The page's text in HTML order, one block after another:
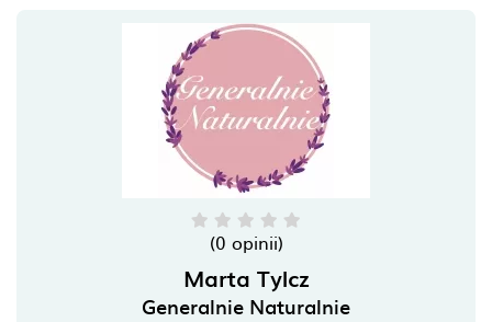
(0 opinii)
Marta Tylcz
Generalnie Naturalnie